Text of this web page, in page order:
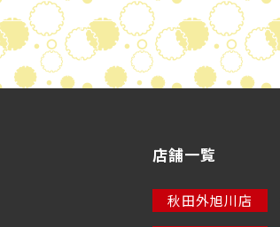
店舗一覧
秋田外旭川店